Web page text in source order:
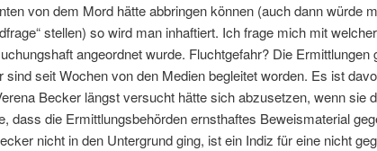
von dem Mord hätte abbringen können (auch dann würde
stellen) so wird man inhaftiert. Ich frage mich mit
angeordnet wurde. Fluchtgefahr? Die Ermittlungen
sind seit Wochen von den Medien begleitet worden. Es ist
Becker längst versucht hätte sich abzusetzen, wenn sie
dass die Ermittlungsbehörden ernsthaftes Beweismaterial
nicht in den Untergrund ging, ist ein Indiz für eine nicht